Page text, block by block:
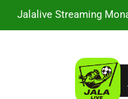
Jalalive Streaming
Saksikan Streaming